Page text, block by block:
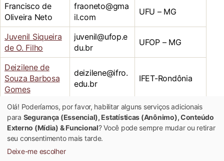
Francisco de
Oliveira Neto
fraoneto@gma
il.com
UFU – MG
Juvenil Siqueira
de O. Filho
juvenil@ufop.e
du.br
UFOP – MG
Deizilene de
Souza Barbosa
Gomes
deizilene@ifro.
edu.br
IFET-Rondônia
Mário da Silva
Araújo Filho
mario.araujo@i
fnmg.edu.br
IFNMG-Januária
Olá! Poderíamos, por favor, habilitar alguns serviços adicionais
para Segurança (Essencial), Estatísticas (Anônimo), Conteúdo
Externo (Mídia) & Funcional? Você pode sempre mudar ou retirar
seu consentimento mais tarde.
Deixe-me escolher